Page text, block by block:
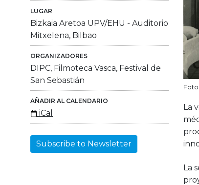
LUGAR
Bizkaia Aretoa UPV/EHU - Auditorio
Mitxelena, Bilbao
ORGANIZADORES
DIPC, Filmoteca Vasca, Festival de
San Sebastián
AÑADIR AL CALENDARIO
iCal
Subscribe to Newsletter
La
La